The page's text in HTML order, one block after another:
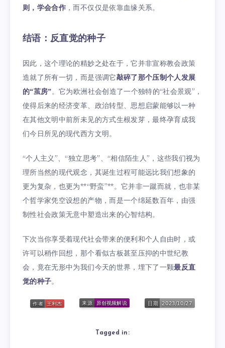
则，学会合作 ，而不仅仅是依靠血缘关系。
结语：反直觉的种子
因此，这个理论的精妙之处在于，它并非宣称教会政策
造就了所有一切，而是强调它敲碎了那个压制个人发展
的“茧房”。它为欧洲社会创造了一个独特的“社会景观”，
使得后来的经济变革、政治转型、思想启蒙能够以一种
在其他文明中前所未见的方式生根发芽，最终孕育成我
们今日所见的现代西方文明。
“个人主义”、“独立思考”、“相信陌生人”，这些我们视为
理所当然的现代观念，其诞生过程可能远比我们想象的
更为复杂，也更为**“野蛮”**。它并非一蹴而就，也非某
个哲学家凭空设想的产物，而是一个绵延数百年，由强
制性社会政策无意中塑造出来的心智结构。
下次当你享受着现代社会带来的便利和个人自由时，或
许可以稍作回想，那个看似古板甚至压抑的中世纪教
会，竟在无形中为我们今天的世界，埋下了一颗最反直
觉的种子。
Tagged in: